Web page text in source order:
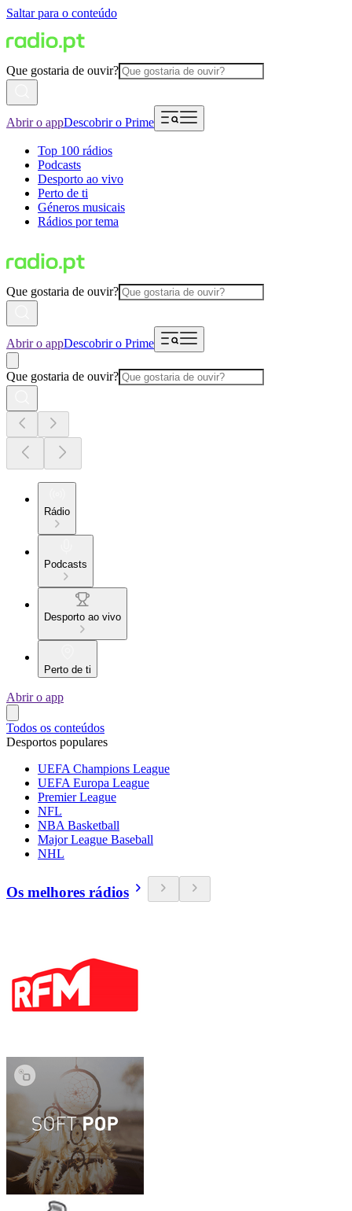
Saltar para o conteúdo
Que gostaria de ouvir?
Abrir o appDescobrir o Prime
Top 100 rádios
Podcasts
Desporto ao vivo
Perto de ti
Géneros musicais
Rádios por tema
Que gostaria de ouvir?
Abrir o appDescobrir o Prime
Que gostaria de ouvir?
Rádio
Podcasts
Desporto ao vivo
Perto de ti
Abrir o app
Todos os conteúdos
Desportos populares
UEFA Champions League
UEFA Europa League
Premier League
NFL
NBA Basketball
Major League Baseball
NHL
Os melhores rádios